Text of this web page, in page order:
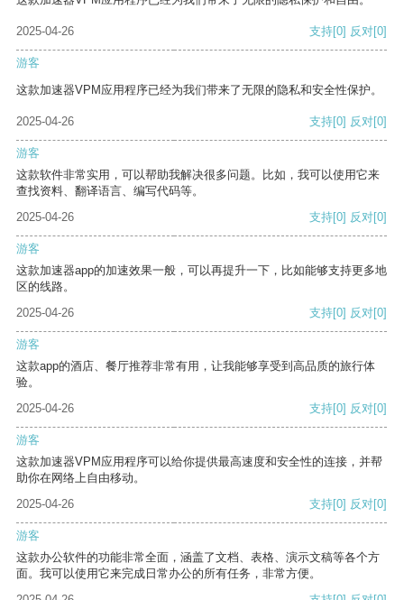
2025-04-26 支持[0] 反对[0]
游客
这款加速器VPM应用程序已经为我们带来了无限的隐私和安全性保护。
2025-04-26 支持[0] 反对[0]
游客
这款软件非常实用，可以帮助我解决很多问题。比如，我可以使用它来
查找资料、翻译语言、编写代码等。
2025-04-26
支持[0] 反对[0]
游客
这款加速器app的加速效果一般，可以再提升一下，比如能够支持更多地
区的线路。
2025-04-26
支持[0] 反对[0]
游客
这款app的酒店、餐厅推荐非常有用，让我能够享受到高品质的旅行体
验。
2025-04-26
支持[0] 反对[0]
游客
这款加速器VPM应用程序可以给你提供最高速度和安全性的连接，并帮
助你在网络上自由移动。
2025-04-26
支持[0] 反对[0]
游客
这款办公软件的功能非常全面，涵盖了文档、表格、演示文稿等各个方
面。我可以使用它来完成日常办公的所有任务，非常方便。